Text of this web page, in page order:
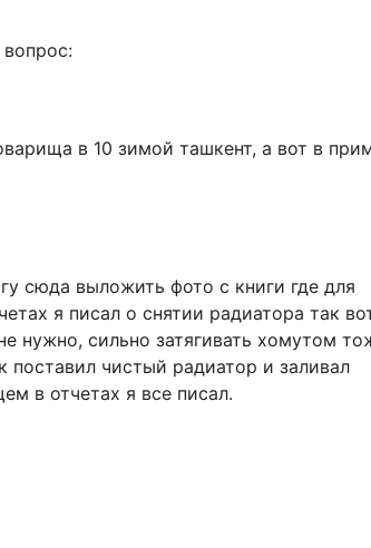
в 10 зимой ташкент, а вот в
сюда выложить фото с книги где для
я писал о снятии радиатора так
нужно, сильно затягивать хомутом
поставил чистый радиатор и заливал
в отчетах я все писал.